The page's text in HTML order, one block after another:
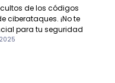
de los códigos
ciberataques. ¡No te
para tu seguridad